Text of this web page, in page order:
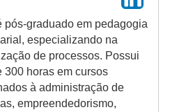
pós-graduado em pedagogia
especializando na
de processos. Possui
300 horas em cursos
à administração de
empreendedorismo,